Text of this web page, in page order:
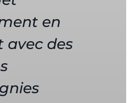
en
avec des